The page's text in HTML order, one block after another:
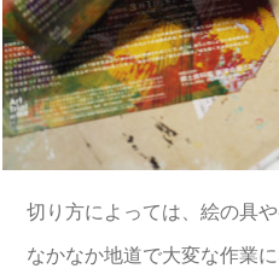
切り方によっては、絵の具
なかなか地道で大変な作業に